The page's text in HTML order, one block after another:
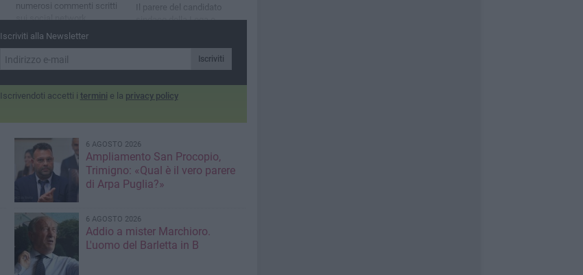
numerosi commenti scritti
sui social network
Il parere del candidato
sindaco della Lega e
Iscriviti alla Newsletter
Iscriviti
Iscrivendoti accetti i termini e la privacy policy
6 AGOSTO 2026
Ampliamento San Procopio,
Trimigno: «Qual è il vero parere
di Arpa Puglia?»
6 AGOSTO 2026
Addio a mister Marchioro.
L'uomo del Barletta in B